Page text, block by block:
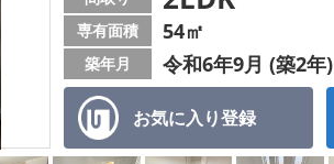
お気に入り登録
専有面積 54㎡
築年月 令和6年9月 (築2年)